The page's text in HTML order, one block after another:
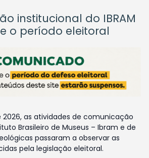
institucional do IBRAM
o período eleitoral
2026, as atividades de comunicação
Brasileiro de Museus – Ibram e de
passaram a observar as
pela legislação eleitoral.